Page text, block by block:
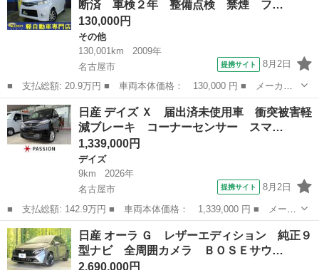
オートス...
断済 車検２年 整備点検 禁煙 フ…
130,000円
その他
130,001km
2009年
名古屋市
提携サイト 8月2日
■ 支払総額: 20.9万円 ■ 車両本体価格： 130,000 円 ■ メーカー
名： 日産 ■ 車種名： ルークス ■ グレード名： ハイウェイス
ター グー故障診断済 車検２年 整備点検 禁煙 フルセグ社外ナ
ビ ＤＶＤ ...
愛知 名古屋市 その他
日産 デイズ Ｘ 届出済未使用車 衝突被害軽
減ブレーキ コーナーセンサー スマ…
1,339,000円
デイズ
9km
2026年
名古屋市
提携サイト 8月2日
■ 支払総額: 142.9万円 ■ 車両本体価格： 1,339,000 円 ■ メーカ
ー名： 日産 ■ 車種名： デイズ ■ グレード名： Ｘ 届出済未
使用車 衝突被害軽減ブレーキ コーナーセンサー スマートキー
アイドリ...
愛知 名古屋市
日産 オーラ Ｇ レザーエディション 純正９
型ナビ 全周囲カメラ ＢＯＳＥサウ…
2,690,000円